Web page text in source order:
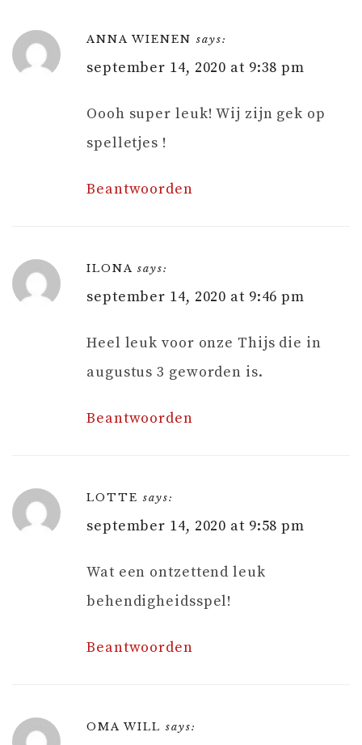
ANNA WIENEN says:
september 14, 2020 at 9:38 pm
Oooh super leuk! Wij zijn gek op
spelletjes !
Beantwoorden
ILONA says:
september 14, 2020 at 9:46 pm
Heel leuk voor onze Thijs die in
augustus 3 geworden is.
Beantwoorden
LOTTE says:
september 14, 2020 at 9:58 pm
Wat een ontzettend leuk
behendigheidsspel!
Beantwoorden
OMA WILL says: